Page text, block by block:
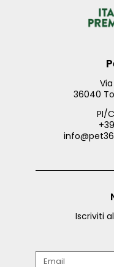
36040
PI/
Iscriviti